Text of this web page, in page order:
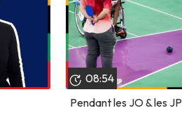
08:54
Pendant les JO & les JP